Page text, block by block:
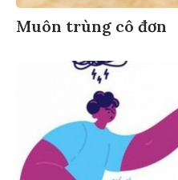
Muôn trùng cô đơn